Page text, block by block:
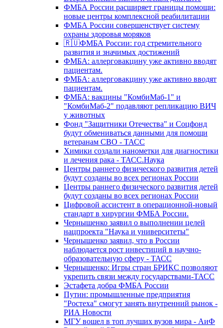
ФМБА России расширяет границы помощи:
новые центры комплексной реабилитации
ФМБА России совершенствует систему
охраны здоровья моряков
🇷🇺ФМБА России: год стремительного
развития и значимых достижений
ФМБА: аллерговакцину уже активно вводят
пациентам.
ФМБА: аллерговакцину уже активно вводят
пациентам.
ФМБА: вакцины "КомбиМаб-1" и
"КомбиМаб-2" подавляют репликацию ВИЧ
у животных
Фонд "Защитники Отечества" и Соцфонд
будут обмениваться данными для помощи
ветеранам СВО - ТАСС
Химики создали нанометки для диагностики
и лечения рака - ТАСС.Наука
Центры раннего физического развития детей
будут созданы во всех регионах России
Центры раннего физического развития детей
будут созданы во всех регионах России
Цифровой ассистент в операционной-новый
стандарт в хирургии ФМБА России.
Чернышенко заявил о выполнении целей
нацпроекта "Наука и университеты"
Чернышенко заявил, что в России
наблюдается рост инвестиций в научно-
образовательную сферу - ТАСС
Чернышенко: Игры стран БРИКС позволяют
укрепить связи между государствами-ТАСС
Эстафета добра ФМБА России
Путин: промышленные предприятия
"Ростеха" смогут занять внутренний рынок -
РИА Новости
МГУ вошел в топ лучших вузов мира - АиФ